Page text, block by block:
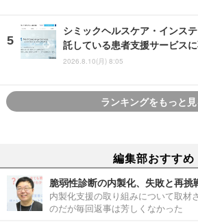
シミックヘルスケア・インス
託している患者支援サービス
2026.8.10(月) 8:05
ランキングをもっと
編集部おすすめ
脆弱性診断の内製化、失敗と再挑
内製化支援の取り組みについて取材
のだが毎回返事は芳しくなかった